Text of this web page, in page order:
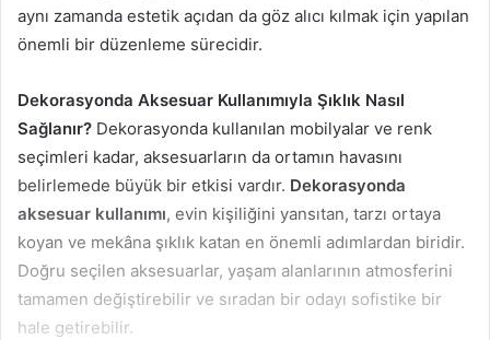
aynı zamanda estetik açıdan da göz alıcı kılmak için yapılan
önemli bir düzenleme sürecidir.
Dekorasyonda Aksesuar Kullanımıyla Şıklık Nasıl
Sağlanır? Dekorasyonda kullanılan mobilyalar ve renk
seçimleri kadar, aksesuarların da ortamın havasını
belirlemede büyük bir etkisi vardır. Dekorasyonda
aksesuar kullanımı, evin kişiliğini yansıtan, tarzı ortaya
koyan ve mekâna şıklık katan en önemli adımlardan biridir.
Doğru seçilen aksesuarlar, yaşam alanlarının atmosferini
tamamen değiştirebilir ve sıradan bir odayı sofistike bir
hale getirebilir.